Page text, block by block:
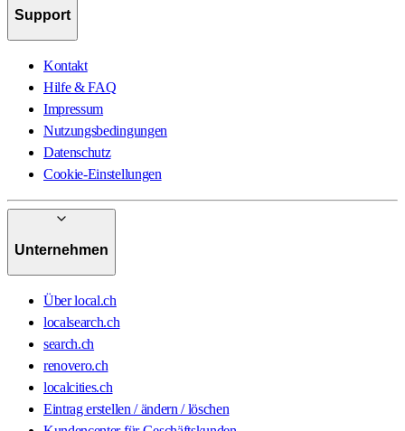
Support
Kontakt
Hilfe & FAQ
Impressum
Nutzungsbedingungen
Datenschutz
Cookie-Einstellungen
Unternehmen
Über local.ch
localsearch.ch
search.ch
renovero.ch
localcities.ch
Eintrag erstellen / ändern / löschen